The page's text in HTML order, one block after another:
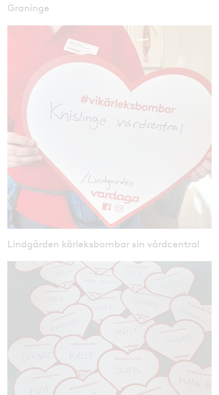
Graninge
Lindgården kärleksbombar sin vårdcentral